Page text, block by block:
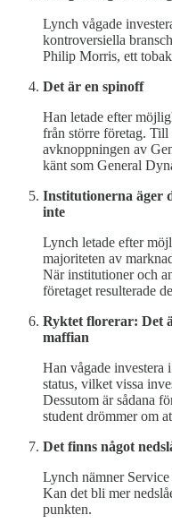
Lynch vågade
kontroversiella
Philip Morris, ett
Det är en spinoff
Han letade efter
från större företag. Till
avknoppningen av
känt som General
Institutionerna äger
inte
Lynch letade efter
majoriteten av
När institutioner och
företaget resulterade
Ryktet florerar: Det
maffian
Han vågade investera
status, vilket vissa
Dessutom är sådana
student drömmer om
Det finns något
Lynch nämner
Kan det bli mer
punkten.